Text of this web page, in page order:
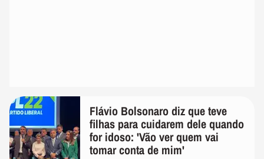
Flávio Bolsonaro diz que teve
filhas para cuidarem dele quando
for idoso: 'Vão ver quem vai
tomar conta de mim'